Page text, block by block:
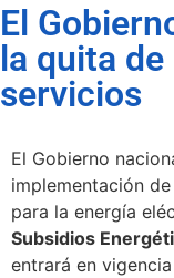
El
la quita
servicios
El Gobierno
implementación
para la energía
Subsidios
entrará en